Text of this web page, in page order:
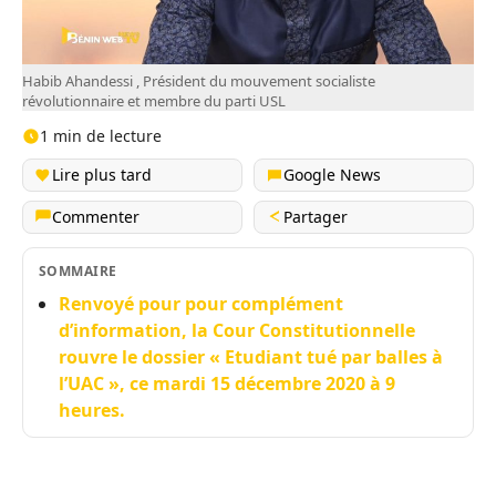
Habib Ahandessi , Président du mouvement socialiste
révolutionnaire et membre du parti USL
1 min de lecture
Lire plus tard
Google News
Commenter
Partager
SOMMAIRE
Renvoyé pour pour complément
d’information, la Cour Constitutionnelle
rouvre le dossier « Etudiant tué par balles à
l’UAC », ce mardi 15 décembre 2020 à 9
heures.